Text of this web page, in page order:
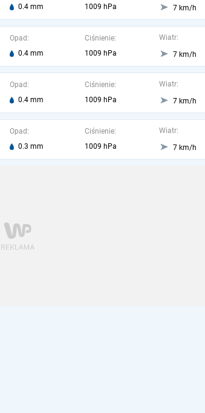
0.4 mm
1009 hPa
7 km/h
Opad:
0.4 mm
Ciśnienie:
1009 hPa
Wiatr:
7 km/h
Opad:
0.4 mm
Ciśnienie:
1009 hPa
Wiatr:
7 km/h
Opad:
0.3 mm
Ciśnienie:
1009 hPa
Wiatr:
7 km/h